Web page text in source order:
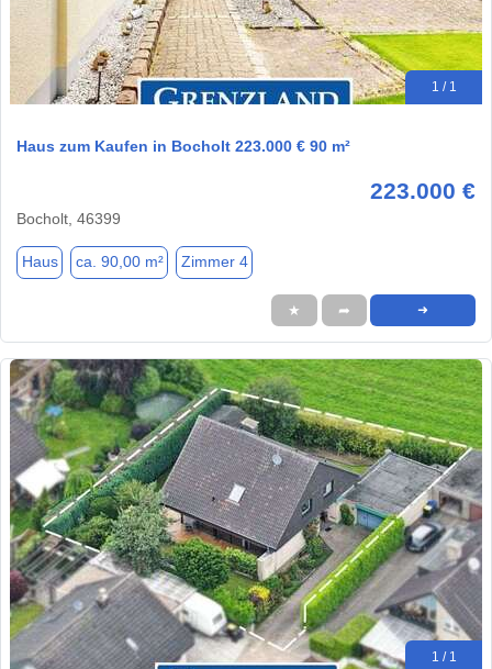
1 / 1
Haus zum Kaufen in Bocholt 223.000 € 90 m²
223.000 €
Bocholt, 46399
Haus ca. 90,00 m² Zimmer 4
★ ➦ ➜
1 / 1